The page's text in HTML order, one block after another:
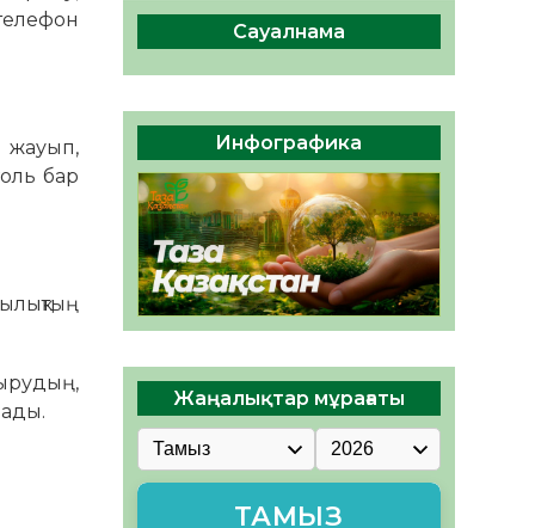
жауып,
бар
беруге дайын
ӘРБІР ДАУЫС – ҚОҒАМ
ДАМУЫНА ҚОСЫЛҒАН
ҮЛЕС
05.08.2026
34 0
Сауалнама
Инфографика
Жаңалықтар мұрағаты
ТАМЫЗ